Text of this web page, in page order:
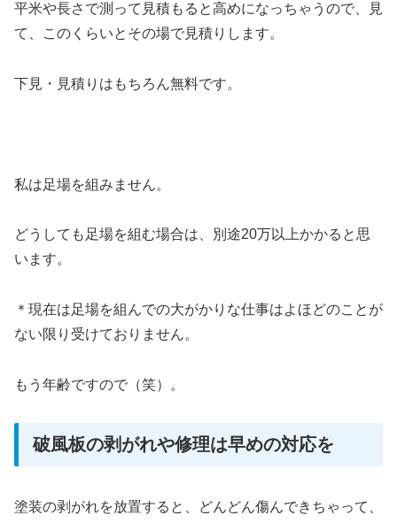
平米や長さで測って見積もると高めになっちゃうので、見
て、このくらいとその場で見積りします。
下見・見積りはもちろん無料です。
私は足場を組みません。
どうしても足場を組む場合は、別途20万以上かかると思
います。
＊現在は足場を組んでの大がかりな仕事はよほどのことが
ない限り受けておりません。
もう年齢ですので（笑）。
破風板の剥がれや修理は早めの対応を
塗装の剥がれを放置すると、どんどん傷んできちゃって、